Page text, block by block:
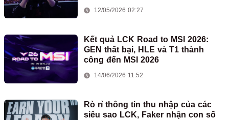
12/05/2026 02:27
Kết quả LCK Road to MSI 2026:
GEN thất bại, HLE và T1 thành
công đến MSI 2026
14/06/2026 11:52
Rò rỉ thông tin thu nhập của các
siêu sao LCK, Faker nhận con số